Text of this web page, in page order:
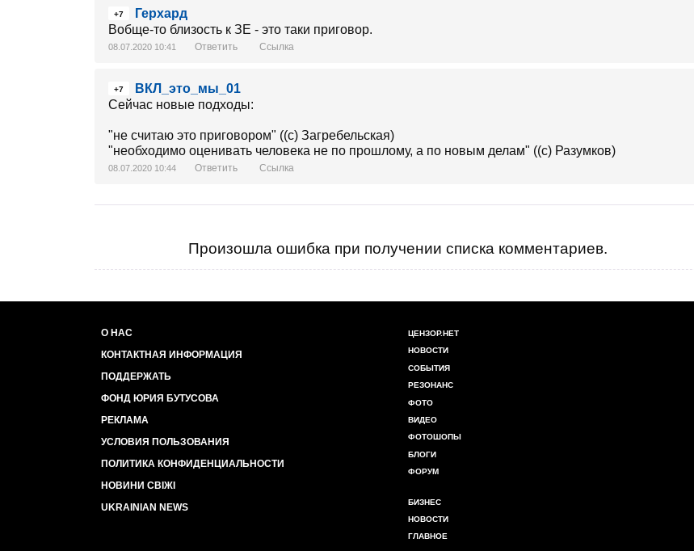
+7
Герхард
Вобще-то близость к ЗЕ - это таки приговор.
08.07.2020 10:41 Ответить Ссылка
+7
ВКЛ_это_мы_01
Сейчас новые подходы:
"не считаю это приговором" ((c) Загребельская)
"необходимо оценивать человека не по прошлому, а по новым делам" ((c) Разумков)
08.07.2020 10:44 Ответить Ссылка
Произошла ошибка при получении списка комментариев.
О НАС
КОНТАКТНАЯ ИНФОРМАЦИЯ
ПОДДЕРЖАТЬ
ФОНД ЮРИЯ БУТУСОВА
РЕКЛАМА
УСЛОВИЯ ПОЛЬЗОВАНИЯ
ПОЛИТИКА КОНФИДЕНЦИАЛЬНОСТИ
НОВИНИ СВІЖІ
UKRAINIAN NEWS
ЦЕНЗОР.НЕТ
НОВОСТИ
СОБЫТИЯ
РЕЗОНАНС
ФОТО
ВИДЕО
ФОТОШОПЫ
БЛОГИ
ФОРУМ
БИЗНЕС
НОВОСТИ
ГЛАВНОЕ